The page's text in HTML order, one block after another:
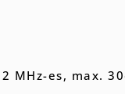
MHz-es, max.